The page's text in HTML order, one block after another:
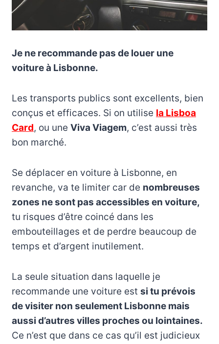
Je ne recommande pas de louer une
voiture à Lisbonne.
Les transports publics sont excellents, bien
conçus et efficaces. Si on utilise la Lisboa
Card, ou une Viva Viagem, c’est aussi très
bon marché.
Se déplacer en voiture à Lisbonne, en
revanche, va te limiter car de nombreuses
zones ne sont pas accessibles en voiture,
tu risques d’être coincé dans les
embouteillages et de perdre beaucoup de
temps et d’argent inutilement.
La seule situation dans laquelle je
recommande une voiture est si tu prévois
de visiter non seulement Lisbonne mais
aussi d’autres villes proches ou lointaines.
Ce n’est que dans ce cas qu’il est judicieux